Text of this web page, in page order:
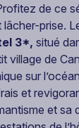
de ce
prise.
3*, situé
village de
sur
et
et sa